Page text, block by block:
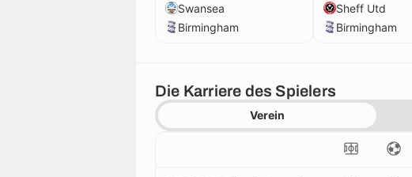
Swansea
Birmingham
Sheff Utd
Birmingham
Die Karriere des Spielers
Verein